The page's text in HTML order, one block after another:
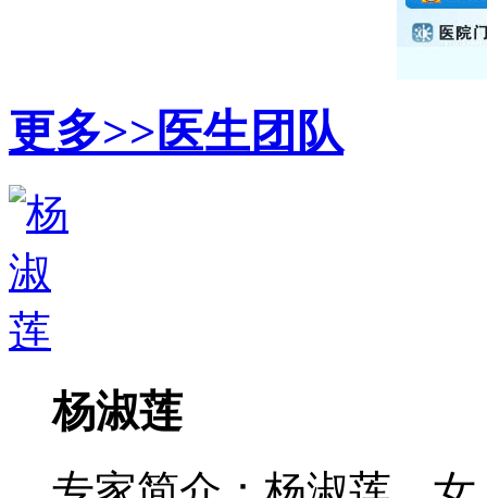
更多>>医生团队
杨淑莲